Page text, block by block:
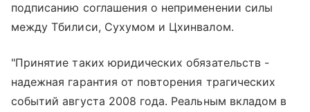
подписанию соглашения о неприменении силы
между Тбилиси, Сухумом и Цхинвалом.
"Принятие таких юридических обязательств -
надежная гарантия от повторения трагических
событий августа 2008 года. Реальным вкладом в